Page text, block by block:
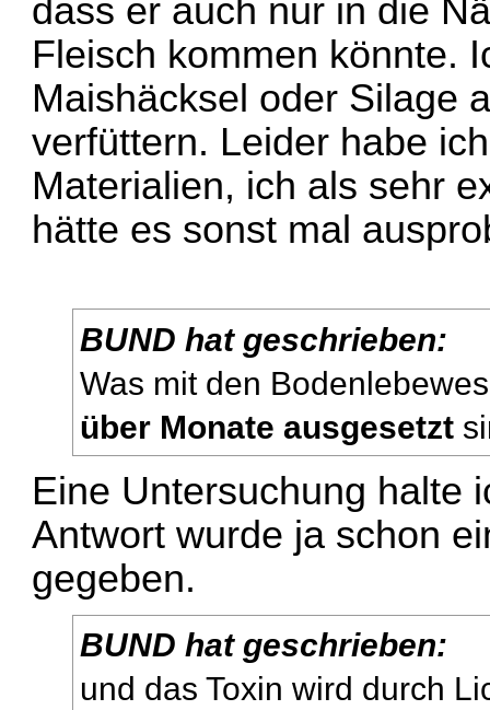
dass er auch nur in die
Fleisch kommen könnte.
Maishäcksel oder Silage
verfüttern. Leider habe
Materialien, ich als sehr
hätte es sonst mal
BUND hat geschrieben:
Was mit den
über Monate ausgesetzt
Eine Untersuchung halte
Antwort wurde ja schon
gegeben.
BUND hat geschrieben:
und das Toxin wird durch